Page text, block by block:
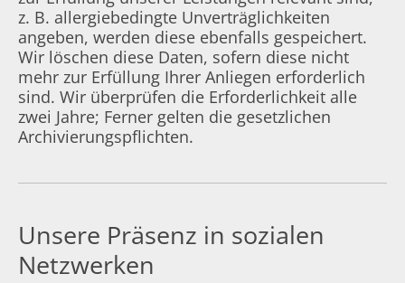
z. B. allergiebedingte Unverträglichkeiten
angeben, werden diese ebenfalls gespeichert.
Wir löschen diese Daten, sofern diese nicht
mehr zur Erfüllung Ihrer Anliegen erforderlich
sind. Wir überprüfen die Erforderlichkeit alle
zwei Jahre; Ferner gelten die gesetzlichen
Archivierungspflichten.
Unsere Präsenz in sozialen
Netzwerken